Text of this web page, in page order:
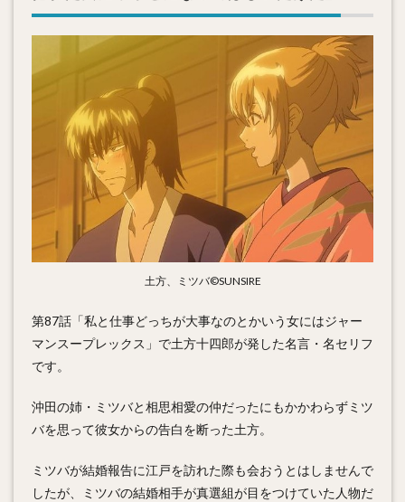
土方、ミツバ©SUNSIRE
第87話「私と仕事どっちが大事なのとかいう女にはジャー
マンスープレックス」で土方十四郎が発した名言・名セリフ
です。
沖田の姉・ミツバと相思相愛の仲だったにもかかわらずミツ
バを思って彼女からの告白を断った土方。
ミツバが結婚報告に江戸を訪れた際も会おうとはしませんで
したが、ミツバの結婚相手が真選組が目をつけていた人物だ